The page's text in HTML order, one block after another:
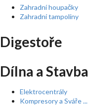
Zahradní houpačky
Zahradní tampolíny
Digestoře
Dílna a Stavba
Elektrocentrály
Kompresory a Sváře ...